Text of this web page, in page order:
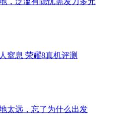
窒息 荣耀8真机评测
太远，忘了为什么出发